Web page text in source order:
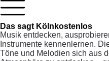
Das sagt Kölnkostenlos
Musik entdecken,
Instrumente kennenlernen.
Töne und Melodien sich aus